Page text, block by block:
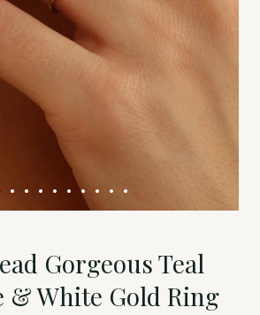
Gorgeous Teal
& White Gold Ring